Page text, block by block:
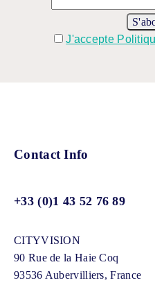
J'accepte
Contact Info
+33 (0)1 43 52 76 89
CITYVISION
90 Rue de la Haie Coq
93536 Aubervilliers, France